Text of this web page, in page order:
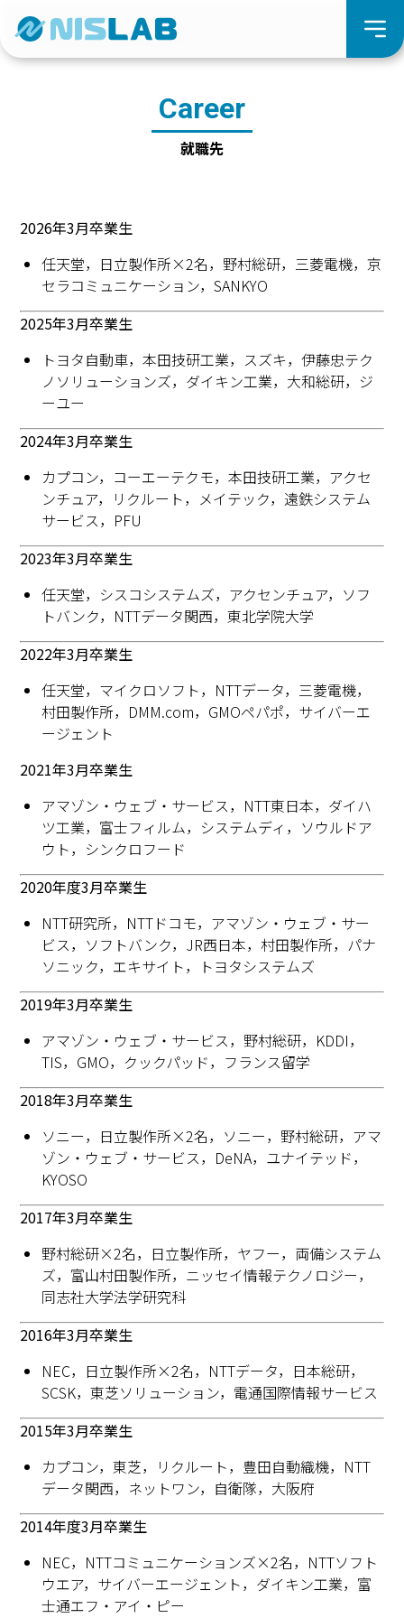
Career
就職先
2026年3月卒業生
任天堂，日立製作所×2名，野村総研，三菱電機，京
セラコミュニケーション，SANKYO
2025年3月卒業生
トヨタ自動車，本田技研工業，スズキ，伊藤忠テク
ノソリューションズ，ダイキン工業，大和総研，ジ
ーユー
2024年3月卒業生
カプコン，コーエーテクモ，本田技研工業，アクセ
ンチュア，リクルート，メイテック，遠鉄システム
サービス，PFU
2023年3月卒業生
任天堂，シスコシステムズ，アクセンチュア，ソフ
トバンク，NTTデータ関西，東北学院大学
2022年3月卒業生
任天堂，マイクロソフト，NTTデータ，三菱電機，
村田製作所，DMM.com，GMOペパポ，サイバーエ
ージェント
2021年3月卒業生
アマゾン・ウェブ・サービス，NTT東日本，ダイハ
ツ工業，富士フィルム，システムディ，ソウルドア
ウト，シンクロフード
2020年度3月卒業生
NTT研究所，NTTドコモ，アマゾン・ウェブ・サー
ビス，ソフトバンク，JR西日本，村田製作所，パナ
ソニック，エキサイト，トヨタシステムズ
2019年3月卒業生
アマゾン・ウェブ・サービス，野村総研，KDDI，
TIS，GMO，クックパッド，フランス留学
2018年3月卒業生
ソニー，日立製作所×2名，ソニー，野村総研，アマ
ゾン・ウェブ・サービス，DeNA，ユナイテッド，
KYOSO
2017年3月卒業生
野村総研×2名，日立製作所，ヤフー，両備システム
ズ，富山村田製作所，ニッセイ情報テクノロジー，
同志社大学法学研究科
2016年3月卒業生
NEC，日立製作所×2名，NTTデータ，日本総研，
SCSK，東芝ソリューション，電通国際情報サービス
2015年3月卒業生
カプコン，東芝，リクルート，豊田自動織機，NTT
データ関西，ネットワン，自衛隊，大阪府
2014年度3月卒業生
NEC，NTTコミュニケーションズ×2名，NTTソフト
ウエア，サイバーエージェント，ダイキン工業，富
士通エフ・アイ・ピー